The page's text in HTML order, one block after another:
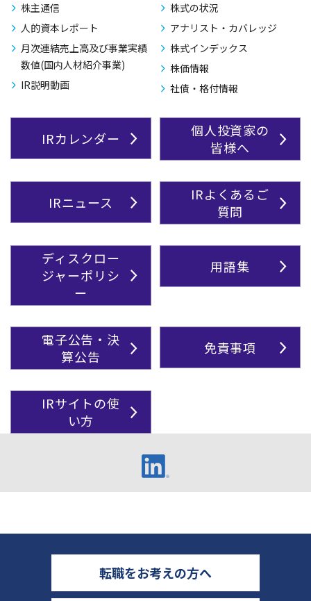
株主通信
人的資本レポート
月次連結売上高及び事業実績
数値(国内人材紹介事業)
IR説明動画
株式の状況
アナリスト・カバレッジ
株式インデックス
株価情報
社債・格付情報
IRカレンダー
個人投資家の
皆様へ
IRニュース
IRよくあるご
質問
ディスクロー
ジャーポリシ
ー
用語集
電子公告・決
算公告
免責事項
IRサイトの使
い方
転職をお考えの方へ